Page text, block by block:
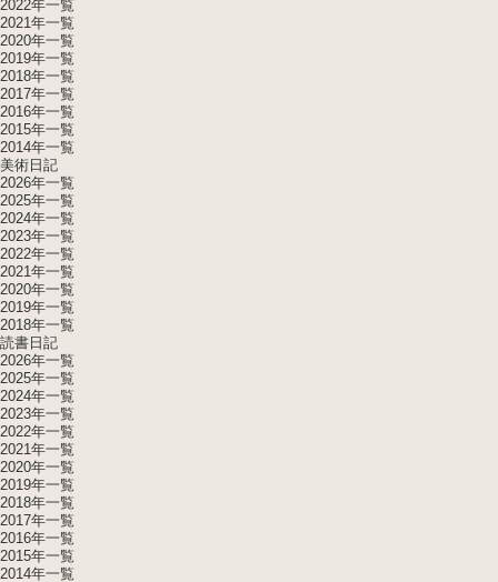
2022年一覧
2021年一覧
2020年一覧
2019年一覧
2018年一覧
2017年一覧
2016年一覧
2015年一覧
2014年一覧
美術日記
2026年一覧
2025年一覧
2024年一覧
2023年一覧
2022年一覧
2021年一覧
2020年一覧
2019年一覧
2018年一覧
読書日記
2026年一覧
2025年一覧
2024年一覧
2023年一覧
2022年一覧
2021年一覧
2020年一覧
2019年一覧
2018年一覧
2017年一覧
2016年一覧
2015年一覧
2014年一覧